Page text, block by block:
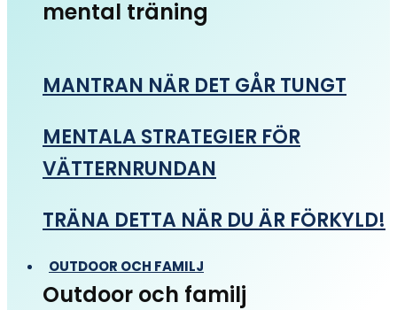
mental träning
MANTRAN NÄR DET GÅR TUNGT
MENTALA STRATEGIER FÖR
VÄTTERNRUNDAN
TRÄNA DETTA NÄR DU ÄR FÖRKYLD!
OUTDOOR OCH FAMILJ
Outdoor och familj